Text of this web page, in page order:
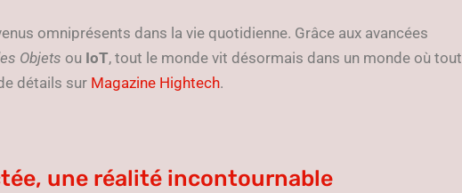
omniprésents dans la vie quotidienne. Grâce aux avancées
Objets ou IoT, tout le monde vit désormais dans un monde où tout
détails sur Magazine Hightech.
une réalité incontournable